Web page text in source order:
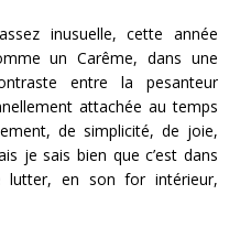
inusuelle, cette année
un Carême, dans une
entre la pesanteur
attachée au temps
de simplicité, de joie,
je sais bien que c’est dans
lutter, en son for intérieur,